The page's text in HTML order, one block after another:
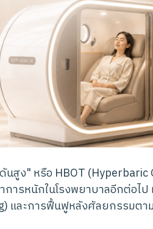
สูง" หรือ HBOT (Hyperbaric
ารหนักในโรงพยาบาลอีกต่อไ
และการฟื้นฟูหลังศัลยกรรมต